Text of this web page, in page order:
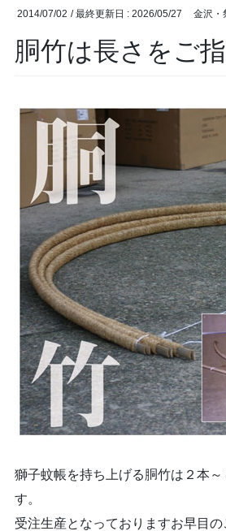
2014/07/02 / 最終更新日 : 2026/05/27 金沢・
胴竹は長さをご
獅子蚊帳を持ち上げる胴竹は２本
す。
受注生産となっておりますお早目